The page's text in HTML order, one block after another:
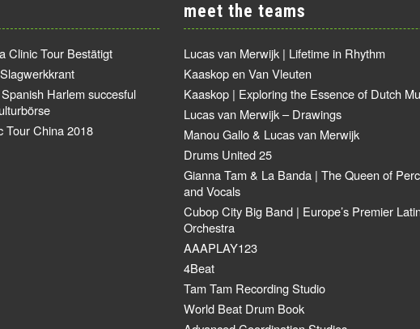
Clinic Tour Bestätigt
Harlem succesful
Tour China 2018
meet the teams
Lucas van Merwijk | Lifetime in Rhythm
Kaaskop en Van Vleuten
Kaaskop | Exploring the Essence of Dutch
Lucas van Merwijk – Drawings
Manou Gallo & Lucas van Merwijk
Drums United 25
Gianna Tam & La Banda | The Queen of
and Vocals
Cubop City Big Band | Europe’s Premier
Orchestra
AAAPLAY123
4Beat
Tam Tam Recording Studio
World Beat Drum Book